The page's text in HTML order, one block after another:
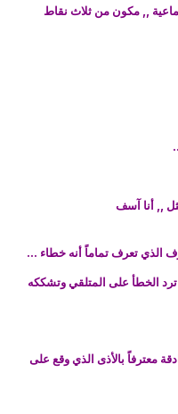
,, مكون من ثلاث نقاط
,, أنا آسف
الذي تعرف تماماً أنه خطاء ...
الخطأ على المتلقي وتشككه
معترفاً بالأذى الذي وقع على